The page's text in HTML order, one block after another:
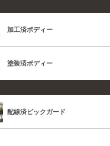
加工済ボディー
塗装済ボディー
配線済ピックガード